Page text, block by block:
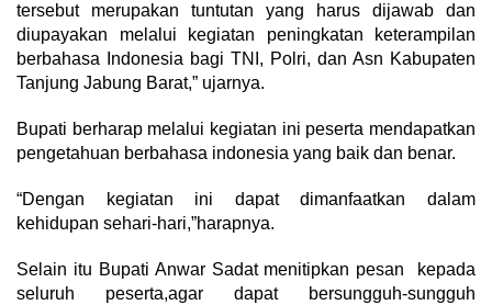
tersebut merupakan tuntutan yang harus dijawab dan
diupayakan melalui kegiatan peningkatan keterampilan
berbahasa Indonesia bagi TNI, Polri, dan Asn Kabupaten
Tanjung Jabung Barat,” ujarnya.
Bupati berharap melalui kegiatan ini peserta mendapatkan
pengetahuan berbahasa indonesia yang baik dan benar.
“Dengan kegiatan ini dapat dimanfaatkan dalam
kehidupan sehari-hari,”harapnya.
Selain itu Bupati Anwar Sadat menitipkan pesan kepada
seluruh peserta,agar dapat bersungguh-sungguh